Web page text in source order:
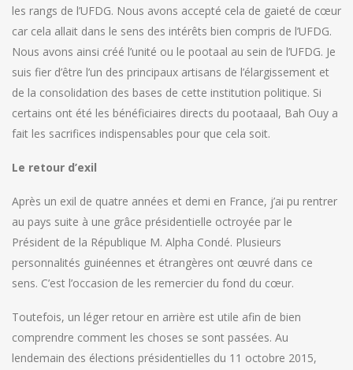
les rangs de l’UFDG. Nous avons accepté cela de gaieté de cœur
car cela allait dans le sens des intérêts bien compris de l’UFDG.
Nous avons ainsi créé l’unité ou le pootaal au sein de l’UFDG. Je
suis fier d’être l’un des principaux artisans de l’élargissement et
de la consolidation des bases de cette institution politique. Si
certains ont été les bénéficiaires directs du pootaaal, Bah Ouy a
fait les sacrifices indispensables pour que cela soit.
Le retour d’exil
Après un exil de quatre années et demi en France, j’ai pu rentrer
au pays suite à une grâce présidentielle octroyée par le
Président de la République M. Alpha Condé. Plusieurs
personnalités guinéennes et étrangères ont œuvré dans ce
sens. C’est l’occasion de les remercier du fond du cœur.
Toutefois, un léger retour en arrière est utile afin de bien
comprendre comment les choses se sont passées. Au
lendemain des élections présidentielles du 11 octobre 2015,